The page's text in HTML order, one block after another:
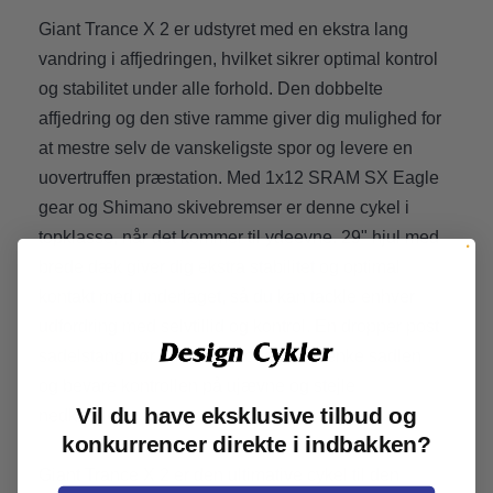
Giant Trance X 2 er udstyret med en ekstra lang
vandring i affjedringen, hvilket sikrer optimal kontrol
og stabilitet under alle forhold. Den dobbelte
affjedring og den stive ramme giver dig mulighed for
at mestre selv de vanskeligste spor og levere en
uovertruffen præstation. Med 1x12 SRAM SX Eagle
gear og Shimano skivebremser er denne cykel i
topklasse, når det kommer til ydeevne. 29" hjul med
sadelstang gør det muligt for dig at sænke sadlen
nedkørsler.
Vil du have eksklusive tilbud og
konkurrencer direkte i indbakken?